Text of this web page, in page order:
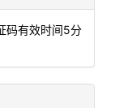
码有效时间5分